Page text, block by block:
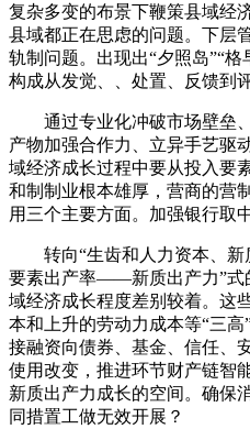
复杂多变的布景下鞭策县域经
县域都正在思虑的问题。下层
轨制问题。出现出“夕照岛”“格
构成从发觉、、处置、反馈到
通过专业化冲破市场壁垒、
产物加强合作力、立异手艺驱
域经济成长过程中要从投入要
和制制业根本雄厚，营商的营
用三个主要方面。加强银行取
转向“生齿和人力资本、新
要素出产率——新质出产力”式
域经济成长程度差别较着。这
本和上升的劳动力成本等“三
接融资向债券、基金、信任、
使用改变，推进环节财产链智
新质出产力成长的空间。确保
同措置工做无效开展？